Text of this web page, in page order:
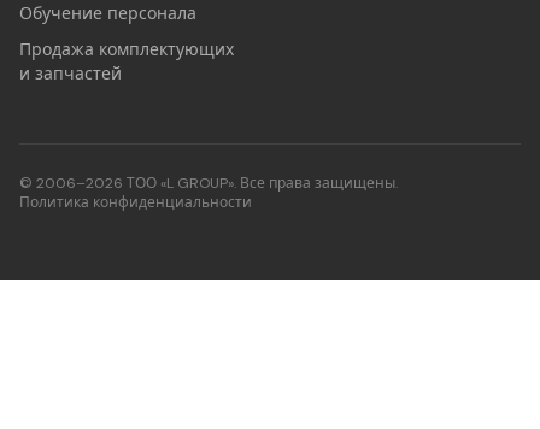
Обучение персонала
Продажа комплектующих
и запчастей
© 2006–2026 ТОО «L GROUP». Все права защищены.
Политика конфиденциальности